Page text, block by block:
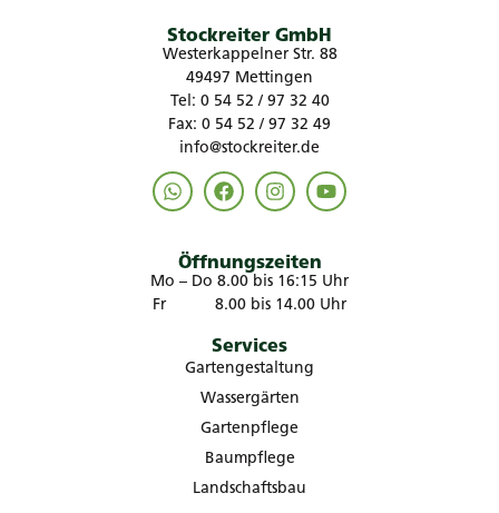
Stockreiter GmbH
Westerkappelner Str. 88
49497 Mettingen
Tel: 0 54 52 / 97 32 40
Fax: 0 54 52 / 97 32 49
info@stockreiter.de
Öffnungszeiten
Mo – Do 8.00 bis 16:15 Uhr
Fr 8.00 bis 14.00 Uhr
Services
Gartengestaltung
Wassergärten
Gartenpflege
Baumpflege
Landschaftsbau